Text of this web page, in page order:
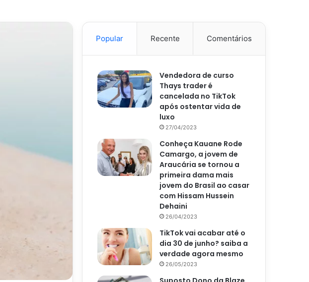
Popular Recente Comentários
Vendedora de curso
Thays trader é
cancelada no TikTok
após ostentar vida de
luxo
27/04/2023
Conheça Kauane Rode
Camargo, a jovem de
Araucária se tornou a
primeira dama mais
jovem do Brasil ao casar
com Hissam Hussein
Dehaini
26/04/2023
TikTok vai acabar até o
dia 30 de junho? saiba a
verdade agora mesmo
26/05/2023